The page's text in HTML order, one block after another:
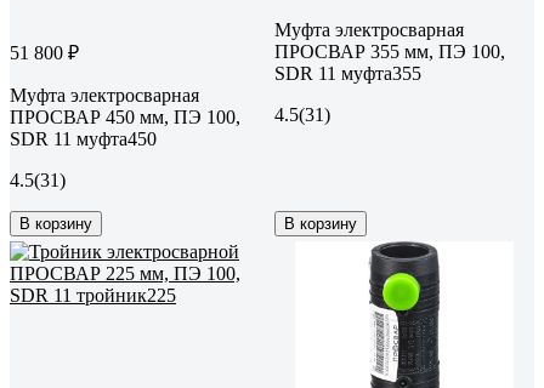
51 800 ₽
Муфта электросварная
ПРОСВАР 450 мм, ПЭ 100,
SDR 11 муфта450
4.5(31)
В корзину
Муфта электросварная
ПРОСВАР 355 мм, ПЭ 100,
SDR 11 муфта355
4.5(31)
В корзину